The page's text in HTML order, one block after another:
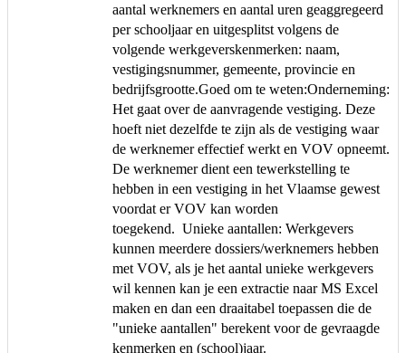
aantal werknemers en aantal uren geaggregeerd
per schooljaar en uitgesplitst volgens de
volgende werkgeverskenmerken: naam,
vestigingsnummer, gemeente, provincie en
bedrijfsgrootte.Goed om te weten:Onderneming:
Het gaat over de aanvragende vestiging. Deze
hoeft niet dezelfde te zijn als de vestiging waar
de werknemer effectief werkt en VOV opneemt.
De werknemer dient een tewerkstelling te
hebben in een vestiging in het Vlaamse gewest
voordat er VOV kan worden
toegekend. Unieke aantallen: Werkgevers
kunnen meerdere dossiers/werknemers hebben
met VOV, als je het aantal unieke werkgevers
wil kennen kan je een extractie naar MS Excel
maken en dan een draaitabel toepassen die de
"unieke aantallen" berekent voor de gevraagde
kenmerken en (school)jaar.